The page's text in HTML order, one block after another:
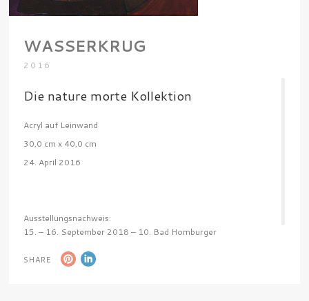
WASSERKRUG
2016
Die nature morte Kollektion
Acryl auf Leinwand
30,0 cm x 40,0 cm
24. April 2016
Ausstellungsnachweis:
15. – 16. September 2018 – 10. Bad Homburger
SHARE